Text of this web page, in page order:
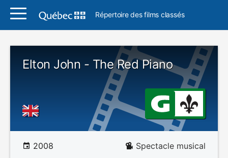
Répertoire des films classés
Elton John - The Red Piano
2008 Spectacle musical